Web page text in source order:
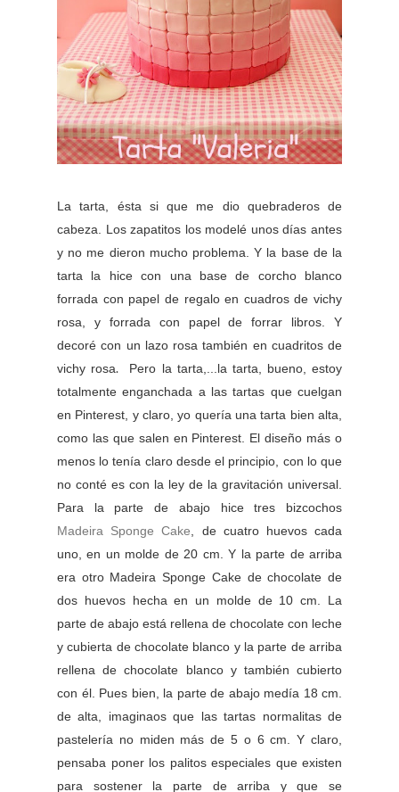
La tarta, ésta si que me dio quebraderos de
cabeza. Los zapatitos los modelé unos días antes
y no me dieron mucho problema. Y la base de la
tarta la hice con una base de corcho blanco
forrada con papel de regalo en cuadros de vichy
rosa, y forrada con papel de forrar libros. Y
decoré con un lazo rosa también en cuadritos de
vichy rosa. Pero la tarta,...la tarta, bueno, estoy
totalmente enganchada a las tartas que cuelgan
en Pinterest, y claro, yo quería una tarta bien alta,
como las que salen en Pinterest. El diseño más o
menos lo tenía claro desde el principio, con lo que
no conté es con la ley de la gravitación universal.
Para la parte de abajo hice tres bizcochos
Madeira Sponge Cake , de cuatro huevos cada
uno, en un molde de 20 cm. Y la parte de arriba
era otro Madeira Sponge Cake de chocolate de
dos huevos hecha en un molde de 10 cm. La
parte de abajo está rellena de chocolate con leche
y cubierta de chocolate blanco y la parte de arriba
rellena de chocolate blanco y también cubierto
con él. Pues bien, la parte de abajo medía 18 cm.
de alta, imaginaos que las tartas normalitas de
pastelería no miden más de 5 o 6 cm. Y claro,
pensaba poner los palitos especiales que existen
para sostener la parte de arriba y que se